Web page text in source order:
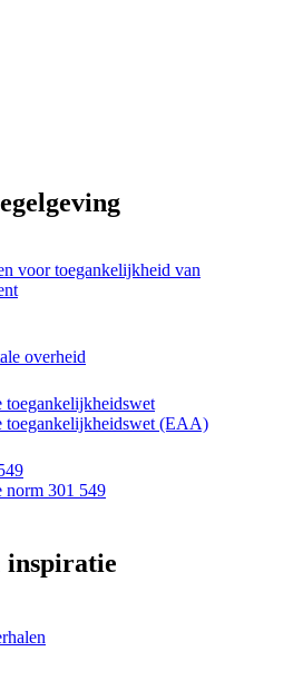
voor toegankelijkheid van
overheid
toegankelijkheidswet
toegankelijkheidswet (EAA)
norm 301 549
inspiratie